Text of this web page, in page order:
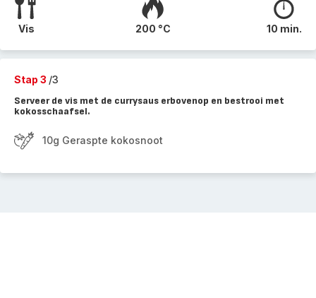
Vis 200 °C 10 min.
Stap 3 /3
Serveer de vis met de currysaus erbovenop en bestrooi met
kokosschaafsel.
10g Geraspte kokosnoot